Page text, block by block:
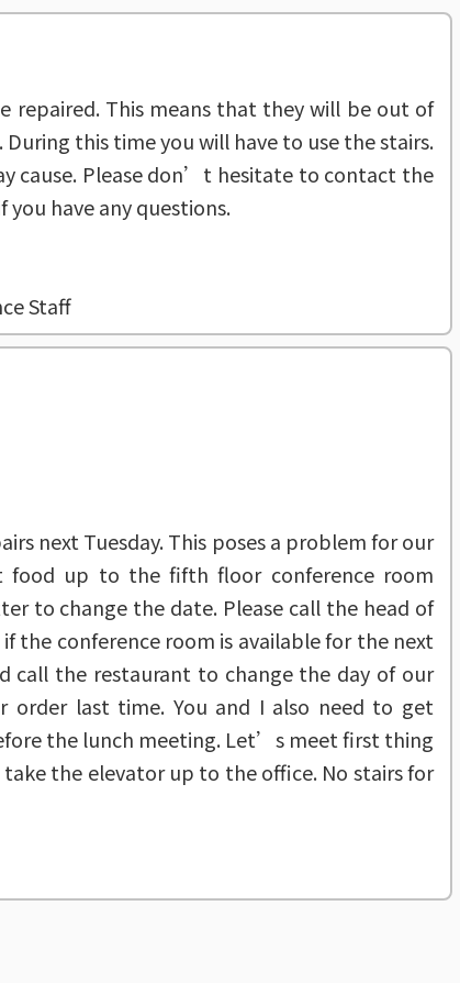
repaired. This means that they will be out of
this time you will have to use the stairs.
cause. Please don’t hesitate to contact the
you have any questions.
Staff
next Tuesday. This poses a problem for our
food up to the fifth floor conference room
to change the date. Please call the head of
the conference room is available for the next
call the restaurant to change the day of our
order last time. You and I also need to get
the lunch meeting. Let’s meet first thing
the elevator up to the office. No stairs for